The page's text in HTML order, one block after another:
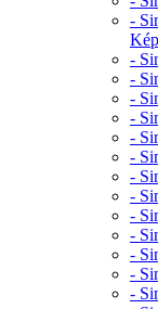
-
Kép
-
-
-
-
-
-
-
-
-
-
-
-
-